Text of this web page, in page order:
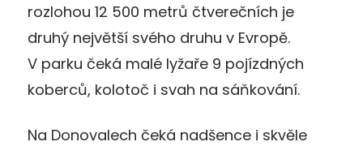
rozlohou 12 500 metrů čtverečních je
druhý největší svého druhu v Evropě.
V parku čeká malé lyžaře 9 pojízdných
koberců, kolotoč i svah na sáňkování.
Na Donovalech čeká nadšence i skvěle